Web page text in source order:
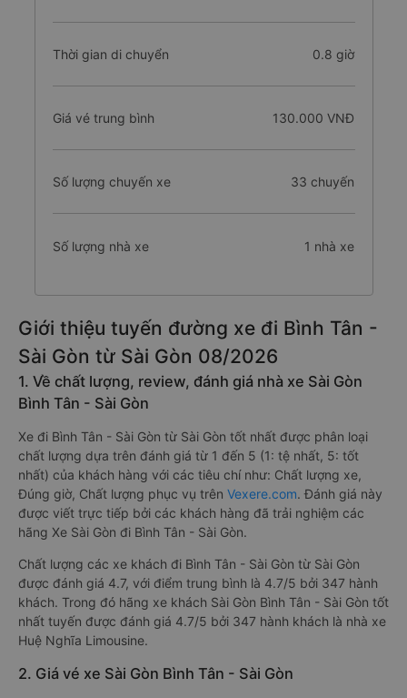
Thời gian di chuyển 0.8 giờ
Giá vé trung bình 130.000 VNĐ
Số lượng chuyến xe 33 chuyến
Số lượng nhà xe 1 nhà xe
Giới thiệu tuyến đường xe đi Bình Tân -
Sài Gòn từ Sài Gòn 08/2026
1. Về chất lượng, review, đánh giá nhà xe Sài Gòn
Bình Tân - Sài Gòn
Xe đi Bình Tân - Sài Gòn từ Sài Gòn tốt nhất được phân loại
chất lượng dựa trên đánh giá từ 1 đến 5 (1: tệ nhất, 5: tốt
nhất) của khách hàng với các tiêu chí như: Chất lượng xe,
Đúng giờ, Chất lượng phục vụ trên Vexere.com. Đánh giá này
được viết trực tiếp bởi các khách hàng đã trải nghiệm các
hãng Xe Sài Gòn đi Bình Tân - Sài Gòn.
Chất lượng các xe khách đi Bình Tân - Sài Gòn từ Sài Gòn
được đánh giá 4.7, với điểm trung bình là 4.7/5 bởi 347 hành
khách. Trong đó hãng xe khách Sài Gòn Bình Tân - Sài Gòn tốt
nhất tuyến được đánh giá 4.7/5 bởi 347 hành khách là nhà xe
Huệ Nghĩa Limousine.
2. Giá vé xe Sài Gòn Bình Tân - Sài Gòn